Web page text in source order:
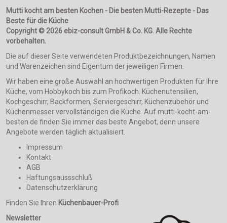
Mutti kocht am besten Kochen - Die besten Mutti-Rezepte - Das
Beste für die Küche
Copyright © 2026 ebiz-consult GmbH & Co. KG. Alle Rechte
vorbehalten.
Die auf dieser Seite verwendeten Produktbezeichnungen, Namen
und Warenzeichen sind Eigentum der jeweiligen Firmen.
Wir haben eine große Auswahl an hochwertigen Produkten für Ihre
Küche, vom Hobbykoch bis zum Profikoch. Küchenutensilien,
Kochgeschirr, Backformen, Serviergeschirr, Küchenzubehör und
Küchenmesser vervollständigen die Küche. Auf mutti-kocht-am-
besten.de finden Sie immer das beste Angebot, denn unsere
Angebote werden täglich aktualisiert.
Impressum
Kontakt
AGB
Haftungsaussschluß
Datenschutzerklärung
Finden Sie Ihren Küchenbauer-Profi
Newsletter